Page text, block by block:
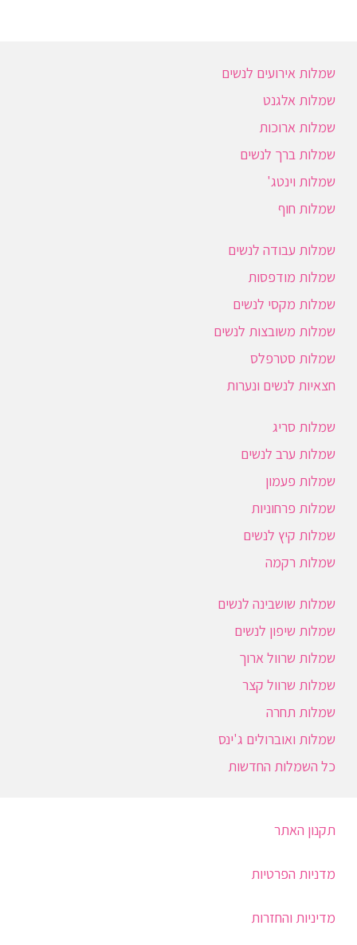
שמלות אירועים לנשים
שמלות אלגנט
שמלות ארוכות
שמלות ברך לנשים
שמלות וינטג'
שמלות חוף
שמלות עבודה לנשים
שמלות מודפסות
שמלות מקסי לנשים
שמלות משובצות לנשים
שמלות סטרפלס
חצאיות לנשים ונערות
שמלות סריג
שמלות ערב לנשים
שמלות פעמון
שמלות פרחוניות
שמלות קיץ לנשים
שמלות רקמה
שמלות שושבינה לנשים
שמלות שיפון לנשים
שמלות שרוול ארוך
שמלות שרוול קצר
שמלות תחרה
שמלות ואוברולים ג'ינס
כל השמלות החדשות
תקנון האתר
מדניות הפרטיות
מדיניות והחזרות